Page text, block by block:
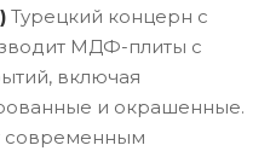
Турецкий концерн с
МДФ-плиты с
включая
и окрашенные.
современным